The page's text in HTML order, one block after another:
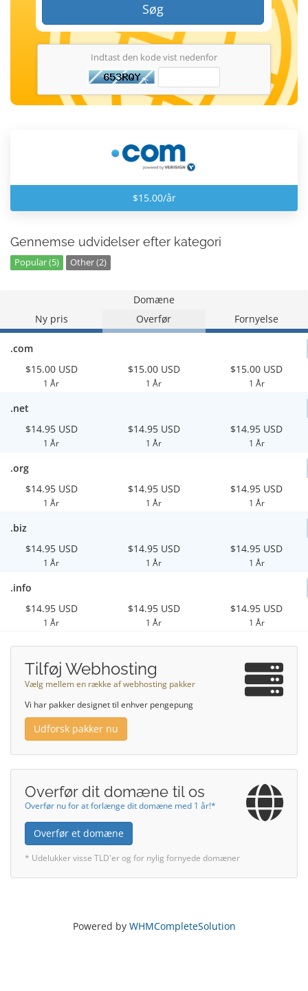
Søg
Indtast den kode vist nedenfor
$15.00/år
Gennemse udvidelser efter kategori
Popular (5) Other (2)
Domæne
Ny pris
Overfør Fornyelse
.com
$15.00 USD
1 År
$15.00 USD
1 År
$15.00 USD
1 År
.net
$14.95 USD
1 År
$14.95 USD
1 År
$14.95 USD
1 År
.org
$14.95 USD
1 År
$14.95 USD
1 År
$14.95 USD
1 År
.biz
$14.95 USD
1 År
$14.95 USD
1 År
$14.95 USD
1 År
.info
$14.95 USD
1 År
$14.95 USD
1 År
$14.95 USD
1 År
Tilføj Webhosting
Vælg mellem en række af webhosting pakker
Vi har pakker designet til enhver pengepung
Udforsk pakker nu
Overfør dit domæne til os
Overfør nu for at forlænge dit domæne med 1 år!*
Overfør et domæne
* Udelukker visse TLD'er og for nylig fornyede domæner
Powered by WHMCompleteSolution